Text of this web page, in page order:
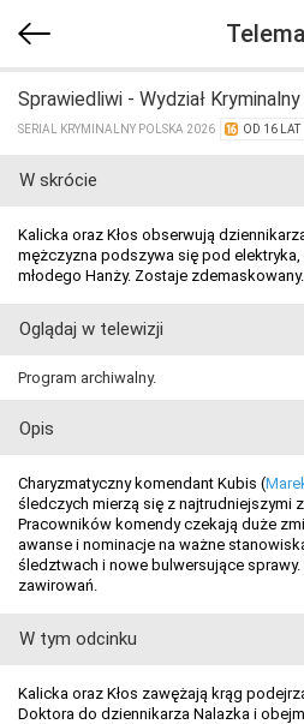
Sprawiedliwi - Wydział
SERIAL KRYMINALNY POLSKA 2026 OD 16 LAT
W skrócie
Kalicka oraz Kłos obserwują
mężczyzna podszywa się pod
młodego Hanży. Zostaje
Oglądaj w telewizji
Program archiwalny.
Opis
Charyzmatyczny komendant Kubis (
śledczych mierzą się z najtrudniejszymi
Pracowników komendy czekają duże
awanse i nominacje na ważne
śledztwach i nowe bulwersujące
zawirowań.
W tym odcinku
Kalicka oraz Kłos zawężają krąg
Doktora do dziennikarza Nalazka i